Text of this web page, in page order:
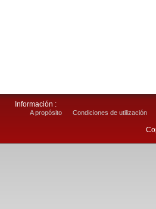
Información :
A propósito Condiciones de utilización